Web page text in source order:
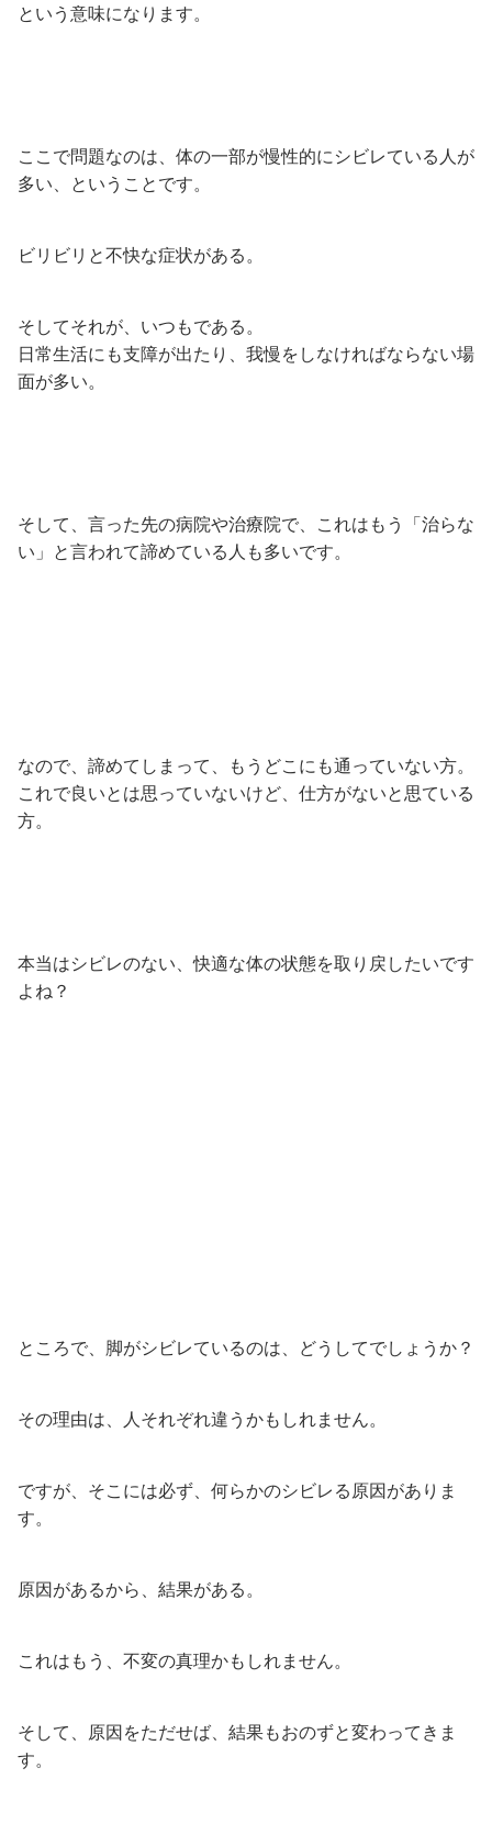
という意味になります。
ここで問題なのは、体の一部が慢性的にシビレている人が
多い、ということです。
ビリビリと不快な症状がある。
そしてそれが、いつもである。
日常生活にも支障が出たり、我慢をしなければならない場
面が多い。
そして、言った先の病院や治療院で、これはもう「治らな
い」と言われて諦めている人も多いです。
なので、諦めてしまって、もうどこにも通っていない方。
これで良いとは思っていないけど、仕方がないと思ている
方。
本当はシビレのない、快適な体の状態を取り戻したいです
よね？
ところで、脚がシビレているのは、どうしてでしょうか？
その理由は、人それぞれ違うかもしれません。
ですが、そこには必ず、何らかのシビレる原因がありま
す。
原因があるから、結果がある。
これはもう、不変の真理かもしれません。
そして、原因をただせば、結果もおのずと変わってきま
す。